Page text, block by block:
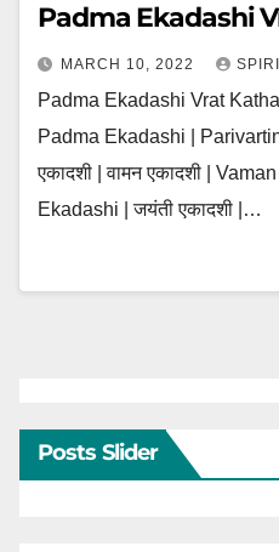
Padma Ekadashi
MARCH 10, 2022
Padma Ekadashi Vrat Katha
Padma Ekadashi | Parivartini
एकादशी | वामन एकादशी |
Ekadashi | जयंती एकादशी |…
Posts Slider